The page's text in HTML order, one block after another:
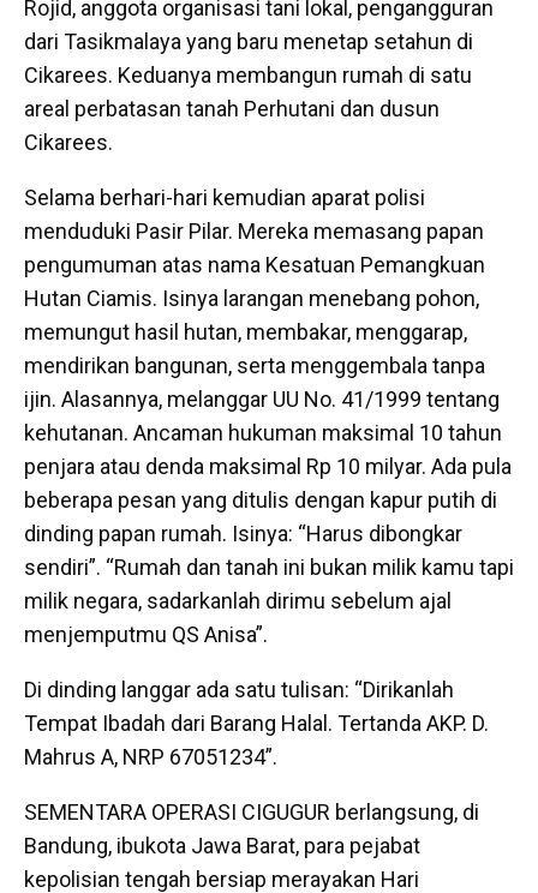
Rojid, anggota organisasi tani lokal, pengangguran
dari Tasikmalaya yang baru menetap setahun di
Cikarees. Keduanya membangun rumah di satu
areal perbatasan tanah Perhutani dan dusun
Cikarees.
Selama berhari-hari kemudian aparat polisi
menduduki Pasir Pilar. Mereka memasang papan
pengumuman atas nama Kesatuan Pemangkuan
Hutan Ciamis. Isinya larangan menebang pohon,
memungut hasil hutan, membakar, menggarap,
mendirikan bangunan, serta menggembala tanpa
ijin. Alasannya, melanggar UU No. 41/1999 tentang
kehutanan. Ancaman hukuman maksimal 10 tahun
penjara atau denda maksimal Rp 10 milyar. Ada pula
beberapa pesan yang ditulis dengan kapur putih di
dinding papan rumah. Isinya: “Harus dibongkar
sendiri”. “Rumah dan tanah ini bukan milik kamu tapi
milik negara, sadarkanlah dirimu sebelum ajal
menjemputmu QS Anisa”.
Di dinding langgar ada satu tulisan: “Dirikanlah
Tempat Ibadah dari Barang Halal. Tertanda AKP. D.
Mahrus A, NRP 67051234”.
SEMENTARA OPERASI CIGUGUR berlangsung, di
Bandung, ibukota Jawa Barat, para pejabat
kepolisian tengah bersiap merayakan Hari